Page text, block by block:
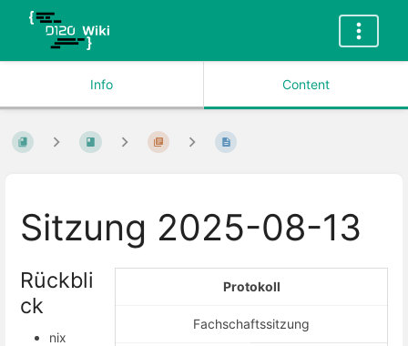
Info Content
Sitzung 2025-08-13
Protokoll
Fachschaftssitzung
Rückbli
ck
nix